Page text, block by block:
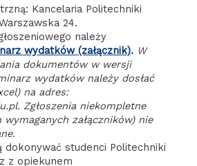
Kancelaria Politechniki
24.
należy
wydatków (załącznik). W
dokumentów w wersji
wydatków należy dosłać
na adres:
Zgłoszenia niekompletne
załączników) nie
dokonywać studenci Politechniki
z opiekunem